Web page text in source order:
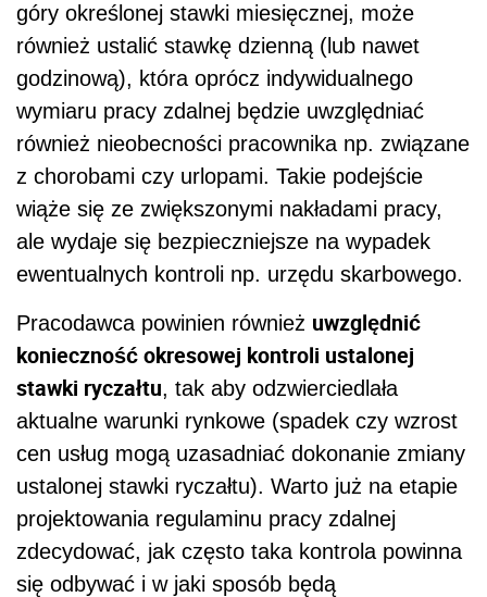
góry określonej stawki miesięcznej, może
również ustalić stawkę dzienną (lub nawet
godzinową), która oprócz indywidualnego
wymiaru pracy zdalnej będzie uwzględniać
również nieobecności pracownika np. związane
z chorobami czy urlopami. Takie podejście
wiąże się ze zwiększonymi nakładami pracy,
ale wydaje się bezpieczniejsze na wypadek
ewentualnych kontroli np. urzędu skarbowego.
Pracodawca powinien również uwzględnić
konieczność okresowej kontroli ustalonej
stawki ryczałtu, tak aby odzwierciedlała
aktualne warunki rynkowe (spadek czy wzrost
cen usług mogą uzasadniać dokonanie zmiany
ustalonej stawki ryczałtu). Warto już na etapie
projektowania regulaminu pracy zdalnej
zdecydować, jak często taka kontrola powinna
się odbywać i w jaki sposób będą